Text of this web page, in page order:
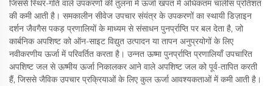
जिससे स्थिर-गति वाले उपकरणों की तुलना में ऊर्जा खपत में अधिकतम चालीस प्रतिशत
की कमी आती है। समकालीन सीवेज उपचार संयंत्र के उपकरणों का स्थायी डिज़ाइन
दर्शन जैवगैस पकड़ प्रणालियों के माध्यम से संसाधन पुनर्प्राप्ति पर बल देता है, जो
कार्बनिक अपशिष्ट को ऑन-साइट विद्युत उत्पादन या तापन अनुप्रयोगों के लिए
नवीकरणीय ऊर्जा में परिवर्तित करता है। उन्नत ऊष्मा पुनर्प्राप्ति प्रणालियाँ उपचारित
अपशिष्ट जल से ऊष्मीय ऊर्जा निकालकर आने वाले अपशिष्ट जल को पूर्व-तापित करती
हैं, जिससे जैविक उपचार प्रक्रियाओं के लिए कुल ऊर्जा आवश्यकताओं में कमी आती है।